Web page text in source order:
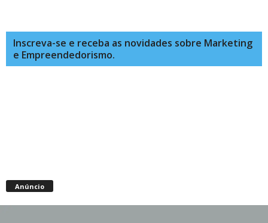
Inscreva-se e receba as novidades sobre Marketing
e Empreendedorismo.
Anúncio